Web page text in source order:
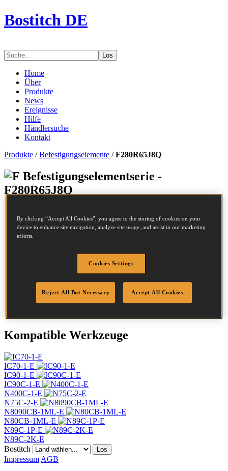
Bostitch DE
Los
Home
Über
Produkte
News
Ereignisse
Hilfe
Händlersuche
Kontakt
Produkte /Befestigungselemente /F280R65J8Q
Befestigungselementserie -
F280R65J8Q
Beschreibung
COILNAGEL
Durchmesser
Beschichtung
Blank
Menge/Karton 6400
DoP
DOP-EU_28_RRB
Kompatible Werkzeuge
IC70-1-E
IC90-1-E
IC90C-1-E
N400C-1-E
N75C-2-E
N8090CB-1ML-E
N80CB-1ML-E
N89C-1P-E
N89C-2K-E
Bostitch
Los
Impressum AGB
By clicking “Accept All Cookies”, you agree to the storing of cookies on your
device to enhance site navigation, analyze site usage, and assist in our marketing
efforts.
Cookies Settings
Reject All But Necessary Accept All Cookies